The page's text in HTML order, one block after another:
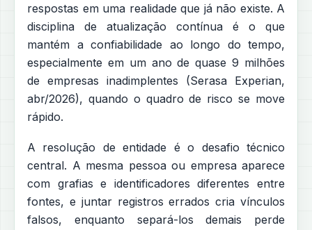
respostas em uma realidade que já não existe. A
disciplina de atualização contínua é o que
mantém a confiabilidade ao longo do tempo,
especialmente em um ano de quase 9 milhões
de empresas inadimplentes (Serasa Experian,
abr/2026), quando o quadro de risco se move
rápido.
A resolução de entidade é o desafio técnico
central. A mesma pessoa ou empresa aparece
com grafias e identificadores diferentes entre
fontes, e juntar registros errados cria vínculos
falsos, enquanto separá-los demais perde